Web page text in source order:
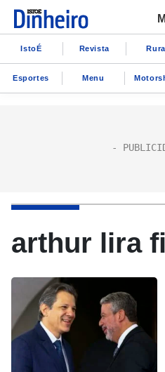
IstoÉ Revista
Esportes Menu
arthur lira